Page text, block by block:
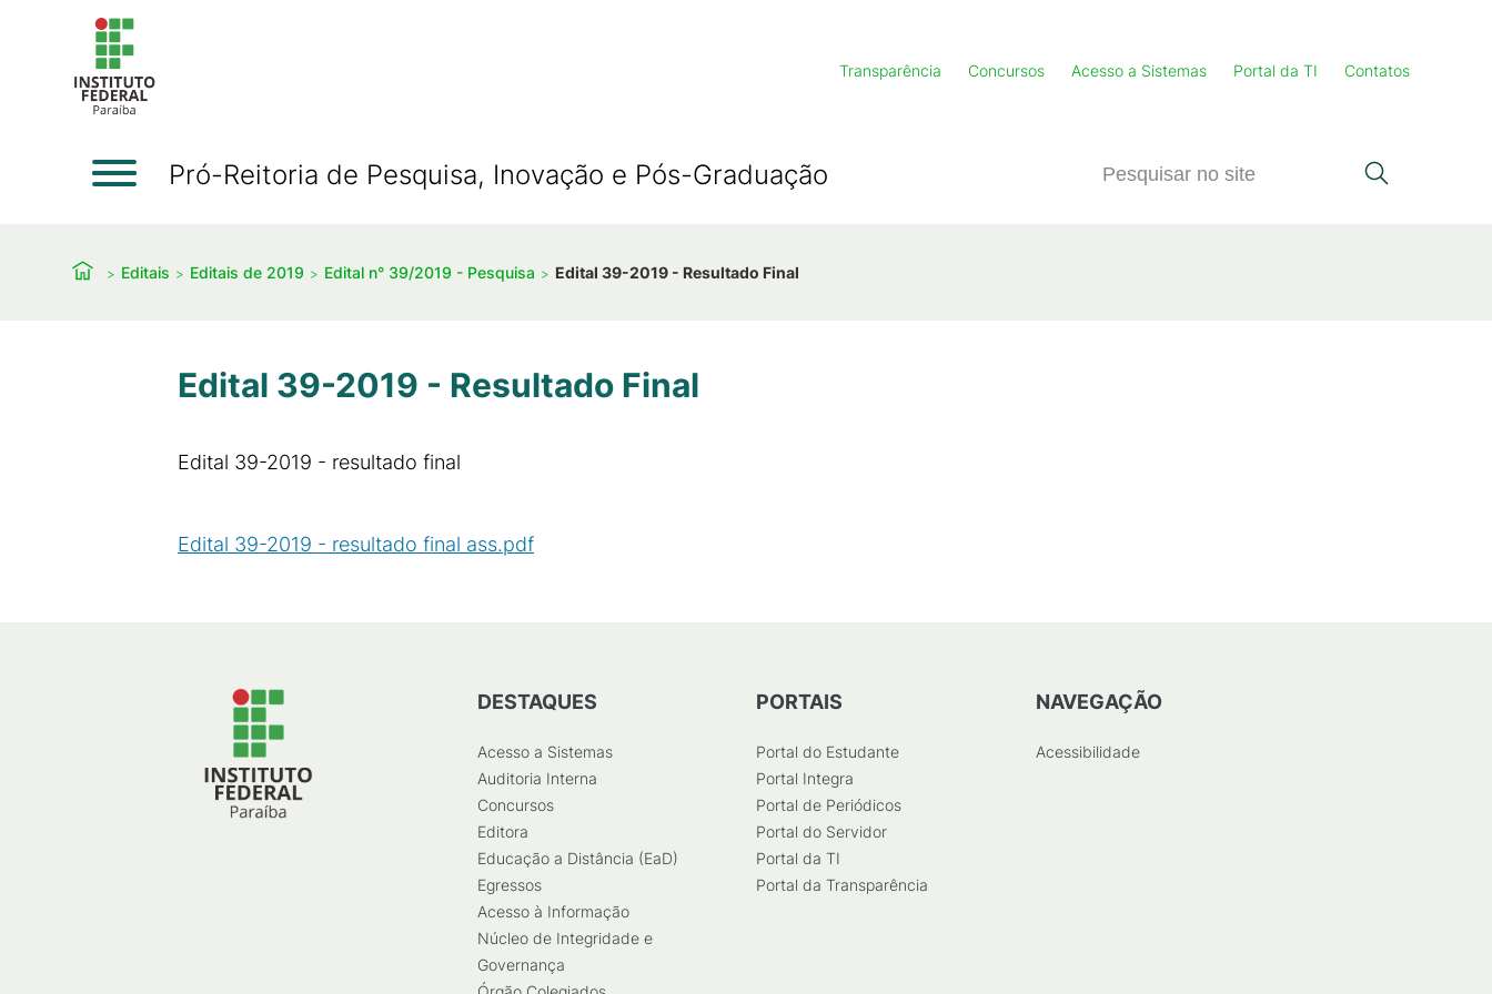
Transparência Concursos Acesso a Sistemas Portal da TI Contatos
Pró-Reitoria de Pesquisa, Inovação e Pós-Graduação
Editais Editais de 2019 Edital n° 39/2019 - Pesquisa Edital 39-2019 - Resultado Final
Edital 39-2019 - Resultado Final
Edital 39-2019 - resultado final
Edital 39-2019 - resultado final ass.pdf
DESTAQUES
Acesso a Sistemas
Auditoria Interna
Concursos
Editora
Educação a Distância (EaD)
Egressos
Acesso à Informação
Núcleo de Integridade e
Governança
PORTAIS
Portal do Estudante
Portal Integra
Portal de Periódicos
Portal do Servidor
Portal da TI
Portal da Transparência
NAVEGAÇÃO
Acessibilidade